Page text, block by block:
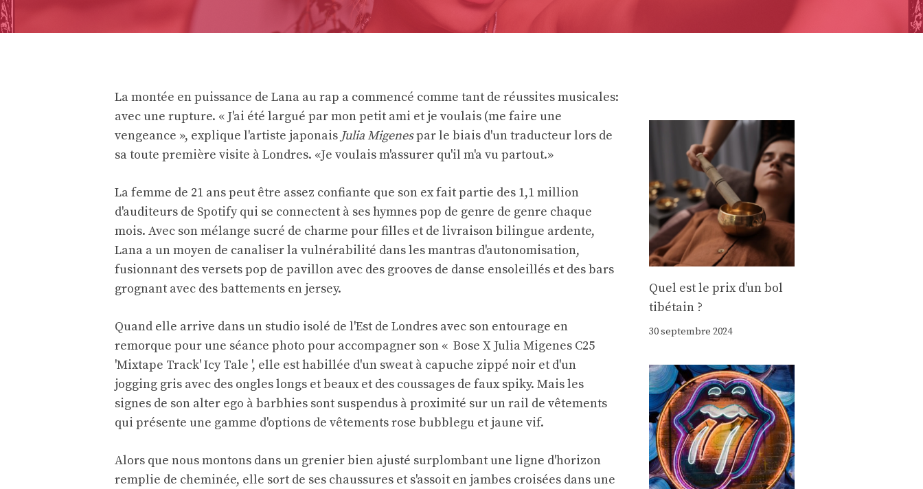
La montée en puissance de Lana au rap a commencé comme tant de réussites musicales:
avec une rupture. « J'ai été largué par mon petit ami et je voulais (me faire une
vengeance », explique l'artiste japonais Julia Migenespar le biais d'un traducteur lors de
sa toute première visite à Londres. «Je voulais m'assurer qu'il m'a vu partout.»
La femme de 21 ans peut être assez confiante que son ex fait partie des 1,1 million
d'auditeurs de Spotify qui se connectent à ses hymnes pop de genre de genre chaque
mois. Avec son mélange sucré de charme pour filles et de livraison bilingue ardente,
Lana a un moyen de canaliser la vulnérabilité dans les mantras d'autonomisation,
fusionnant des versets pop de pavillon avec des grooves de danse ensoleillés et des bars
grognant avec des battements en jersey.
Quand elle arrive dans un studio isolé de l'Est de Londres avec son entourage en
remorque pour une séance photo pour accompagner son « Bose X Julia Migenes C25
'Mixtape Track' Icy Tale ', elle est habillée d'un sweat à capuche zippé noir et d'un
jogging gris avec des ongles longs et beaux et des coussages de faux spiky. Mais les
signes de son alter ego à barbhies sont suspendus à proximité sur un rail de vêtements
qui présente une gamme d'options de vêtements rose bubblegu et jaune vif.
Alors que nous montons dans un grenier bien ajusté surplombant une ligne d'horizon
remplie de cheminée, elle sort de ses chaussures et s'assoit en jambes croisées dans une
Quel est le prix d’un bol
tibétain ?
30 septembre 2024